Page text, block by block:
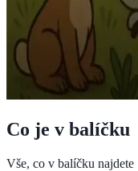
Co je v balíčku
Vše, co v balíčku najdete